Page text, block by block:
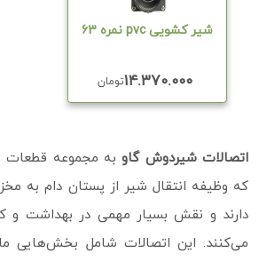
شیر کشویی pvc نمره 63
تومان ۱۴.۳۷۰.۰۰۰
اتصالات شیردوش گاوبه مجموعه قطعات
که وظیفه انتقال شیر از پستان دام به
دارند و نقش بسیار مهمی در بهداشت و
می‌کنند. این اتصالات شامل بخش‌هایی